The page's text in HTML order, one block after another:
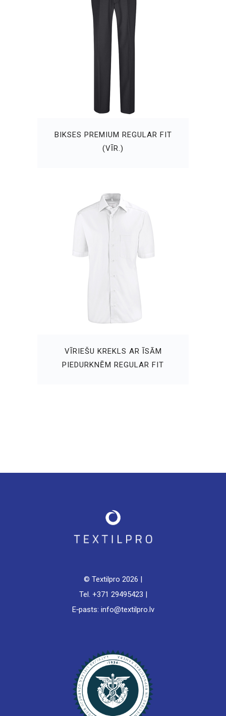
BIKSES PREMIUM REGULAR FIT
(VĪR.)
VĪRIEŠU KREKLS AR ĪSĀM
PIEDURKNĒM REGULAR FIT
© Textilpro 2026 |
Tel. +371 29495423 |
E‑pasts: info@textilpro.lv